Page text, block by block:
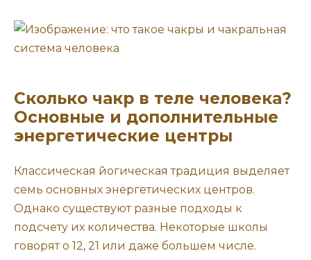
Сколько чакр в теле человека?
Основные и дополнительные
энергетические центры
Классическая йогическая традиция выделяет
семь основных энергетических центров.
Однако существуют разные подходы к
подсчету их количества. Некоторые школы
говорят о 12, 21 или даже большем числе.